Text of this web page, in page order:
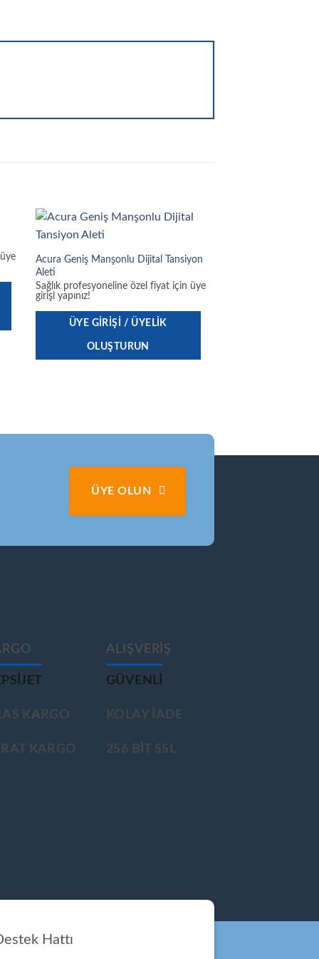
Acura Geniş Manşonlu Dijital Tansiyon
Aleti
Sağlık profesyoneline özel fiyat için üye
girişi yapınız!
ÜYE GIRIŞI / ÜYELIK
OLUŞTURUN
ÜYE OLUN
KARGO
KARGO
ALIŞVERİŞ
GÜVENLİ
KOLAY İADE
256 BİT SSL
Hattı